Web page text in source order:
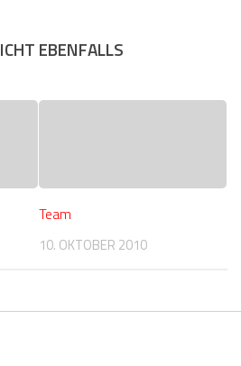
EBENFALLS
Team
10. OKTOBER 2010